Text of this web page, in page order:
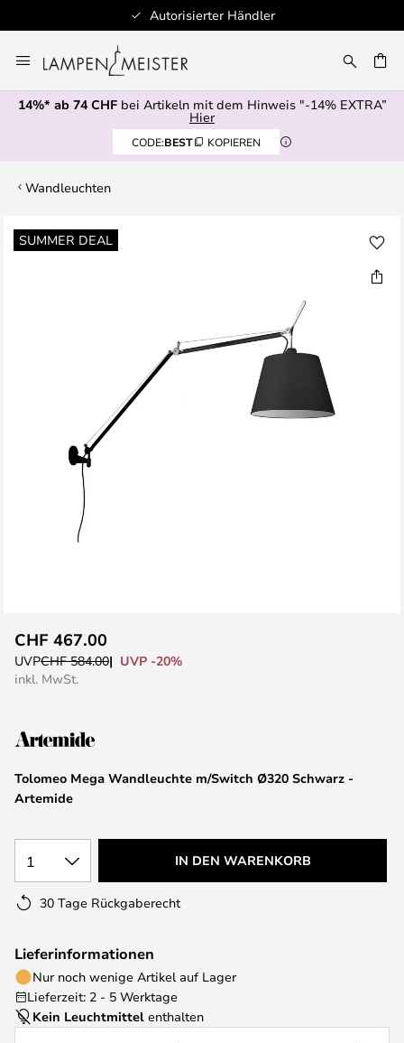
Autorisierter Händler
Inhalt
springen
14%* ab 74 CHFbei Artikeln mit dem Hinweis "-14% EXTRA”
Hier
CODE:BEST KOPIEREN
Wandleuchten
SUMMER DEAL
Zum
Ende
Anfang
der
Tolomeo Mega Wandleuchte m/Switch Ø320 Schwarz -
Artemide
CHF 467.00
UVPCHF 584.00
UVP -20%
inkl. MwSt.
1 IN DEN WARENKORB
30 Tage Rückgaberecht
Lieferinformationen
Nur noch wenige Artikel auf Lager
Lieferzeit: 2 - 5 Werktage
Kein Leuchtmittel enthalten